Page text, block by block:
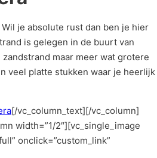
je absolute rust dan ben je hier
is gelegen in de buurt van
maar meer wat grotere
veel platte stukken waar je heerlijk
[/vc_column_text][/vc_column]
width=”1/2″][vc_single_image
onclick=”custom_link”